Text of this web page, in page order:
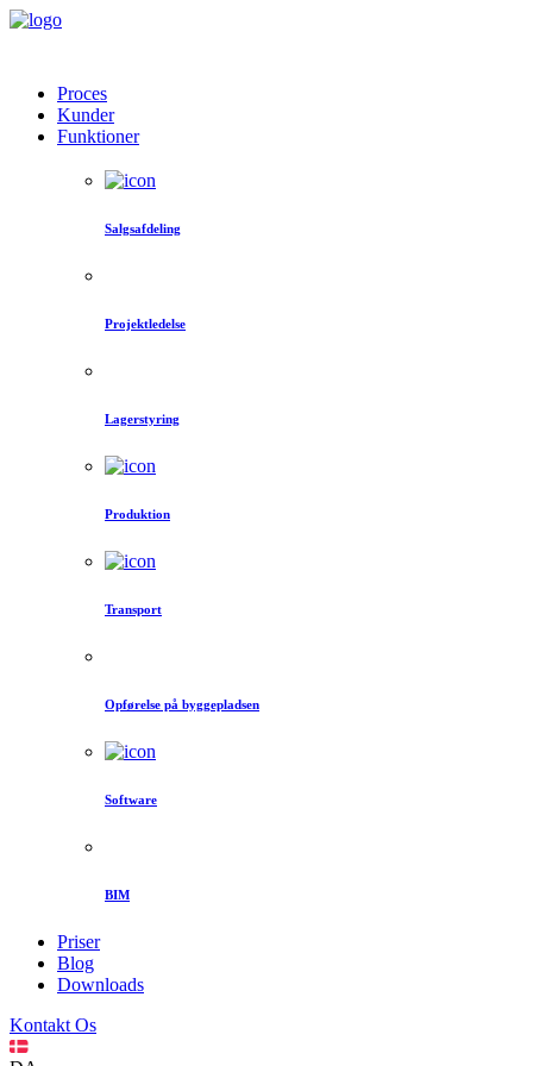
Proces
Kunder
Funktioner
Salgsafdeling
Projektledelse
Lagerstyring
Produktion
Transport
Opførelse på byggepladsen
Software
BIM
Priser
Blog
Downloads
Kontakt Os